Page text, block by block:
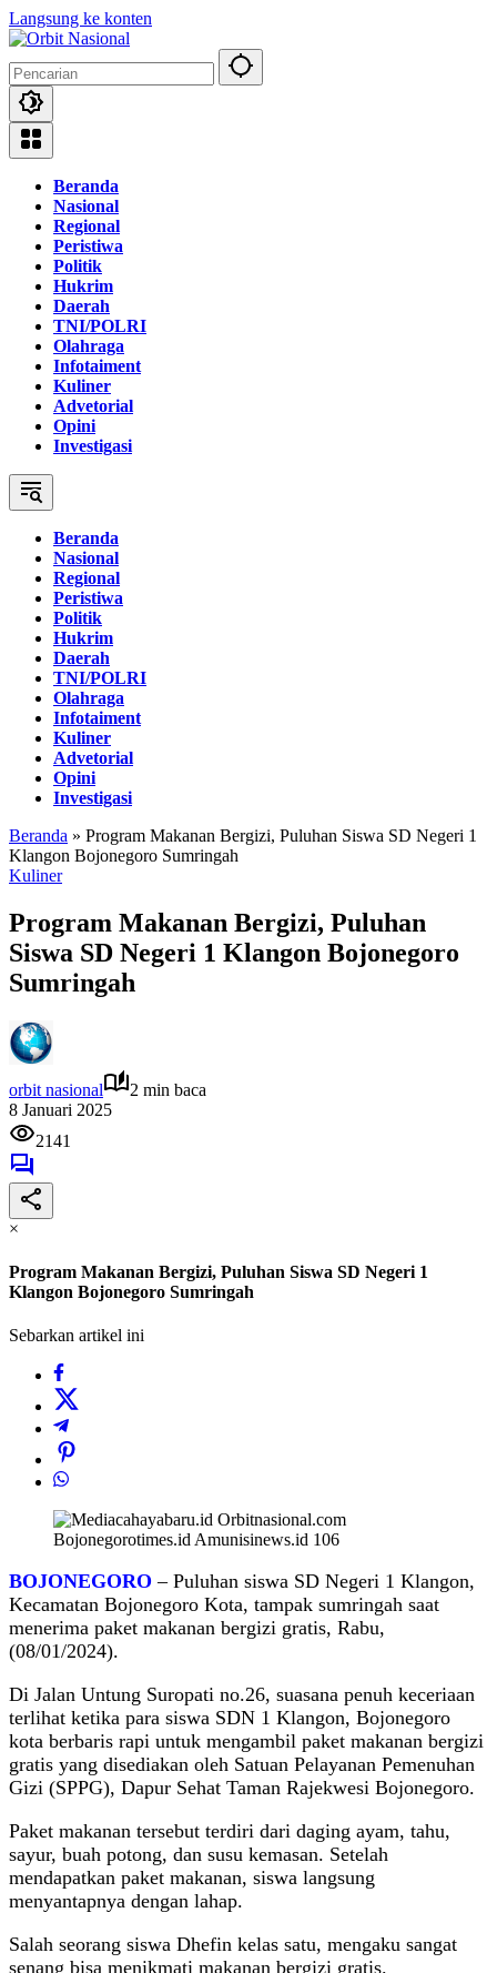
Langsung ke konten
Beranda
Nasional
Regional
Peristiwa
Politik
Hukrim
Daerah
TNI/POLRI
Olahraga
Infotaiment
Kuliner
Advetorial
Opini
Investigasi
Beranda
Nasional
Regional
Peristiwa
Politik
Hukrim
Daerah
TNI/POLRI
Olahraga
Infotaiment
Kuliner
Advetorial
Opini
Investigasi
Beranda » Program Makanan Bergizi, Puluhan Siswa SD Negeri 1
Klangon Bojonegoro Sumringah
Kuliner
Program Makanan Bergizi, Puluhan
Siswa SD Negeri 1 Klangon Bojonegoro
Sumringah
orbit nasional
2 min baca
8 Januari 2025
2141
×
Program Makanan Bergizi, Puluhan Siswa SD Negeri 1
Klangon Bojonegoro Sumringah
Sebarkan artikel ini
BOJONEGORO – Puluhan siswa SD Negeri 1 Klangon,
Kecamatan Bojonegoro Kota, tampak sumringah saat
menerima paket makanan bergizi gratis, Rabu,
(08/01/2024).
Di Jalan Untung Suropati no.26, suasana penuh keceriaan
terlihat ketika para siswa SDN 1 Klangon, Bojonegoro
kota berbaris rapi untuk mengambil paket makanan bergizi
gratis yang disediakan oleh Satuan Pelayanan Pemenuhan
Gizi (SPPG), Dapur Sehat Taman Rajekwesi Bojonegoro.
Paket makanan tersebut terdiri dari daging ayam, tahu,
sayur, buah potong, dan susu kemasan. Setelah
mendapatkan paket makanan, siswa langsung
menyantapnya dengan lahap.
Salah seorang siswa Dhefin kelas satu, mengaku sangat
senang bisa menikmati makanan bergizi gratis.